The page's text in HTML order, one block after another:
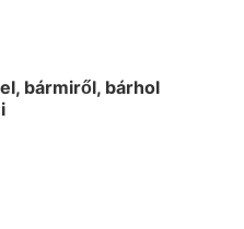
bármiről, bárhol